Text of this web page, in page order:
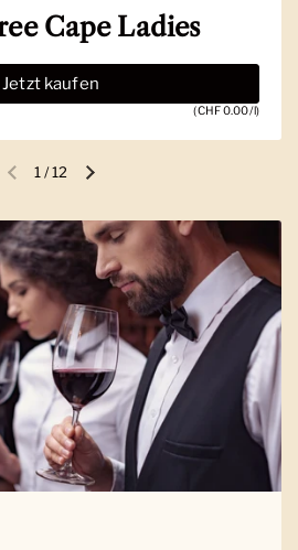
Cape Ladies
Jetzt kaufen
(CHF 0.00/l)
Vorherige FolieNächste Folie
1/12